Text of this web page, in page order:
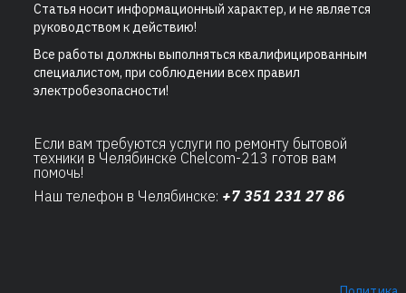
Статья носит информационный характер, и не является
руководством к действию!
Все работы должны выполняться квалифицированным
специалистом, при соблюдении всех правил
электробезопасности!
Если вам требуются услуги по ремонту бытовой
техники в Челябинске Chelcom-213 готов вам
помочь!
Наш телефон в Челябинске: +7 351 231 27 86